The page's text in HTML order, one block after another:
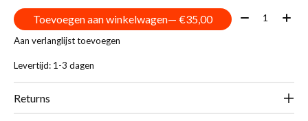
Toevoegen aan winkelwagen — €35,00 Aantal:
Aan verlanglijst toevoegen
Levertijd: 1-3 dagen
Returns